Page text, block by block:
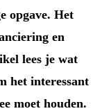
opgave. Het
en
lees je wat
het interessant
moet houden.